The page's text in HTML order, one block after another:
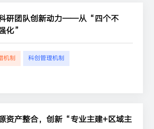
研团队创新动力——从“四个不
化”
机制 科创管理机制
资产整合，创新“专业主建+区域主